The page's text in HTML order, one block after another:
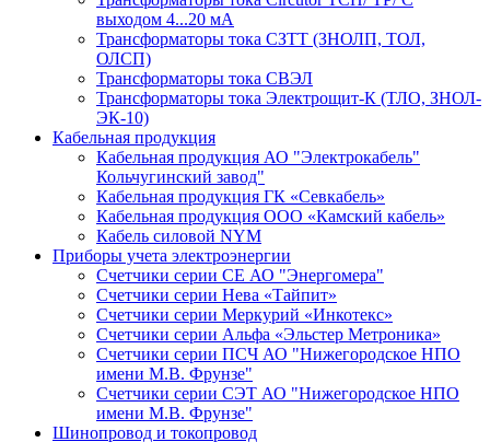
выходом 4...20 мА
Трансформаторы тока СЗТТ (ЗНОЛП, ТОЛ,
ОЛСП)
Трансформаторы тока СВЭЛ
Трансформаторы тока Электрощит-К (ТЛО, ЗНОЛ-
ЭК-10)
Кабельная продукция
Кабельная продукция АО "Электрокабель"
Кольчугинский завод"
Кабельная продукция ГК «Севкабель»
Кабельная продукция ООО «Камский кабель»
Кабель силовой NYM
Приборы учета электроэнергии
Счетчики серии СЕ АО "Энергомера"
Счетчики серии Нева «Тайпит»
Счетчики серии Меркурий «Инкотекс»
Счетчики серии Альфа «Эльстер Метроника»
Счетчики серии ПСЧ АО "Нижегородское НПО
имени М.В. Фрунзе"
Счетчики серии СЭТ АО "Нижегородское НПО
имени М.В. Фрунзе"
Шинопровод и токопровод